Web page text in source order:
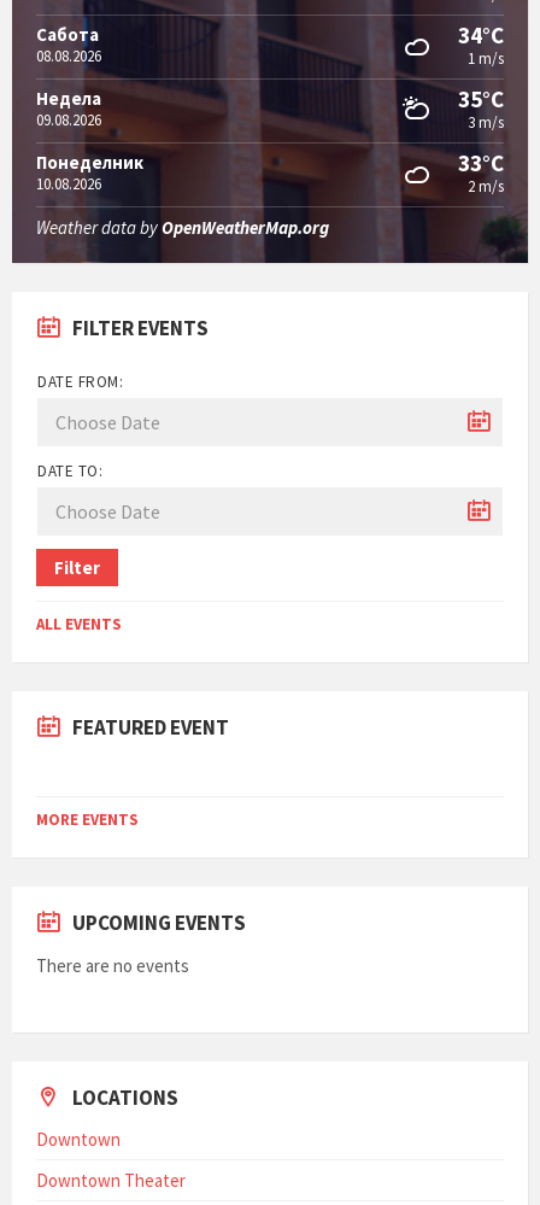
Сабота
08.08.2026
34°C
1 m/s
Недела
09.08.2026
35°C
3 m/s
Понеделник
10.08.2026
33°C
2 m/s
Weather data byOpenWeatherMap.org
FILTER EVENTS
DATE FROM:
DATE TO:
Filter
ALL EVENTS
FEATURED EVENT
MORE EVENTS
UPCOMING EVENTS
There are no events
LOCATIONS
Downtown
Downtown Theater